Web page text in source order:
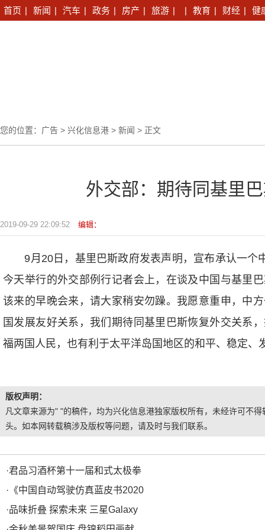
首页 | 新闻 | 汽车 | 政务 | 房产 | 旅游 | | 教育 | 财经 | 健
您的位置： 广告 > 兴化信息港 > 新闻 > 正文
外交部：期待同基里
2019-09-29 22:09:52 编辑：
9月20日，基里巴斯政府发表声明，宣布承认一个
今天举行的外交部例行记者会上，在谈及中国与基里
该来的早晚会来，请大家稍安勿躁。我愿意重申，中
国发展友好关系，我们期待同基里巴斯恢复外交关系
福两国人民，也有利于太平洋岛国地区的和平、稳定、
版权声明：
凡文章来源为" "的稿件，均为兴化信息港独家版权所有，未经许可不
头。如本网转载稿涉及版权等问题，请及时与我们联系。
·君品习酒杯第十一届和式太极拳
· 《中国自动驾驶仿真蓝皮书2020
·品味折叠 探索未来 三星Galaxy